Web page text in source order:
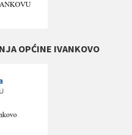
OPĆINE IVANKOVO